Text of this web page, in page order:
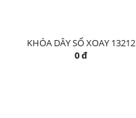
KHÓA DÂY SỐ XOAY 13212
0 đ